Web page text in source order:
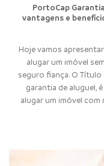
PortoCap
vantagens e
Hoje vamos
alugar um imóvel
seguro fiança. O
garantia de aluguel,
alugar um imóvel com